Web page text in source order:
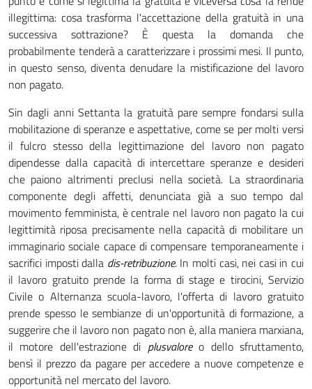
illegittima: cosa trasforma l'accettazione della gratuità in una
successiva sottrazione? È questa la domanda che
probabilmente tenderà a caratterizzare i prossimi mesi. Il punto,
in questo senso, diventa denudare la mistificazione del lavoro
non pagato.
Sin dagli anni Settanta la gratuità pare sempre fondarsi sulla
mobilitazione di speranze e aspettative, come se per molti versi
il fulcro stesso della legittimazione del lavoro non pagato
dipendesse dalla capacità di intercettare speranze e desideri
che paiono altrimenti preclusi nella società. La straordinaria
componente degli affetti, denunciata già a suo tempo dal
movimento femminista, è centrale nel lavoro non pagato la cui
legittimità riposa precisamente nella capacità di mobilitare un
immaginario sociale capace di compensare temporaneamente i
sacrifici imposti dalla dis-retribuzione. In molti casi, nei casi in cui
il lavoro gratuito prende la forma di stage e tirocini, Servizio
Civile o Alternanza scuola-lavoro, l'offerta di lavoro gratuito
prende spesso le sembianze di un'opportunità di formazione, a
suggerire che il lavoro non pagato non è, alla maniera marxiana,
il motore dell'estrazione di plusvaloreo dello sfruttamento,
bensì il prezzo da pagare per accedere a nuove competenze e
opportunità nel mercato del lavoro.